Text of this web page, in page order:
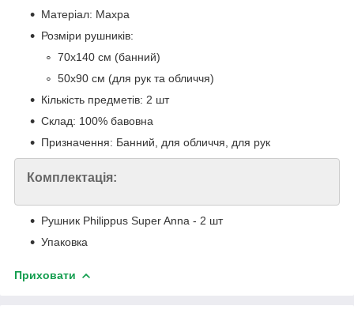
Матеріал: Махра
Розміри рушників:
70х140 см (банний)
50х90 см (для рук та обличчя)
Кількість предметів: 2 шт
Склад: 100% бавовна
Призначення: Банний, для обличчя, для рук
Комплектація:
Рушник Philippus Super Anna - 2 шт
Упаковка
Приховати